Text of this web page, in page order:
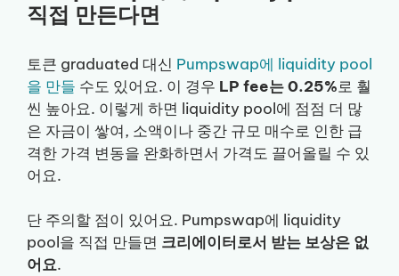
직접 만든다면
토큰 graduated 대신 Pumpswap에 liquidity pool
을 만들 수도 있어요. 이 경우 LP fee는 0.25%로 훨
씬 높아요. 이렇게 하면 liquidity pool에 점점 더 많
은 자금이 쌓여, 소액이나 중간 규모 매수로 인한 급
격한 가격 변동을 완화하면서 가격도 끌어올릴 수 있
어요.
단 주의할 점이 있어요. Pumpswap에 liquidity
pool을 직접 만들면 크리에이터로서 받는 보상은 없
어요.